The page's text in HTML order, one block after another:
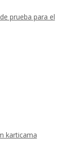
prueba para el
karticama